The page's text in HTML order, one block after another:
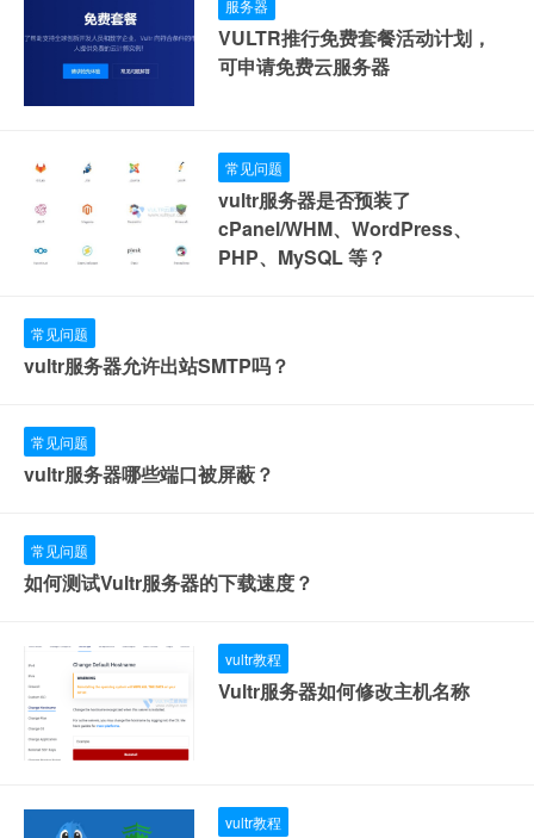
服务器
VULTR推行免费套餐活动计划，
可申请免费云服务器
常见问题
vultr服务器是否预装了
cPanel/WHM、WordPress、
PHP、MySQL 等？
常见问题
vultr服务器允许出站SMTP吗？
常见问题
vultr服务器哪些端口被屏蔽？
常见问题
如何测试Vultr服务器的下载速度？
vultr教程
Vultr服务器如何修改主机名称
vultr教程